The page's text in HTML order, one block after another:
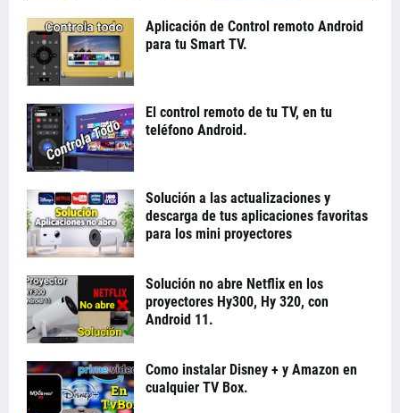
Aplicación de Control remoto Android
para tu Smart TV.
El control remoto de tu TV, en tu
teléfono Android.
Solución a las actualizaciones y
descarga de tus aplicaciones favoritas
para los mini proyectores
Solución no abre Netflix en los
proyectores Hy300, Hy 320, con
Android 11.
Como instalar Disney + y Amazon en
cualquier TV Box.